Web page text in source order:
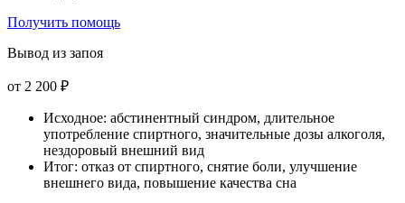
Получить помощь
Вывод из запоя
от 2 200 ₽
Исходное: абстинентный синдром, длительное
употребление спиртного, значительные дозы алкоголя,
нездоровый внешний вид
Итог: отказ от спиртного, снятие боли, улучшение
внешнего вида, повышение качества сна